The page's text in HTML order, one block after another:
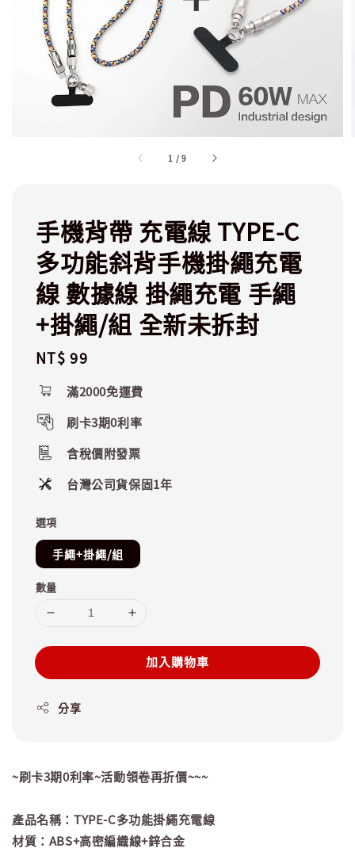
1 /9
手機背帶 充電線 TYPE-C
多功能斜背手機掛繩充電
線 數據線 掛繩充電 手繩
+掛繩/組 全新未拆封
Regular
NT$ 99
滿2000免運費
刷卡3期0利率
含稅價附發票
台灣公司貨保固1年
選項
手繩+掛繩/組
數量
加入購物車
分享
~刷卡3期0利率~活動領卷再折價~~~
產品名稱：TYPE-C多功能掛繩充電線
材質：ABS+高密編織線+鋅合金